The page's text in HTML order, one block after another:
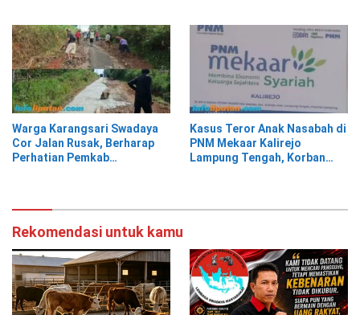
Warga Karangsari Swadaya
Cor Jalan Rusak, Berharap
Perhatian Pemkab
Kasus Teror Anak Nasabah di
PNM Mekaar Kalirejo
Lampung Tengah, Korban
Rekomendasi untuk kamu